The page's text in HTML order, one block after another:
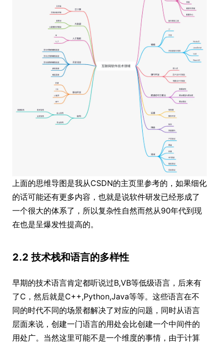
上面的思维导图是我从CSDN的主页里参考的，如果细化
的话可能还有更多内容，也就是说软件研发已经形成了
一个很大的体系了，所以复杂性自然而然从90年代到现
在也是呈爆发性提高的。
2.2 技术栈和语言的多样性
早期的技术语言肯定都听说过B,VB等低级语言，后来有
了C，然后就是C++,Python,Java等等。这些语言在不
同的时代不同的场景都解决了对应的问题，同时从语言
层面来说，创建一门语言的用处会比创建一个中间件的
用处广。当然这里可能不是一个维度的事情，由于计算